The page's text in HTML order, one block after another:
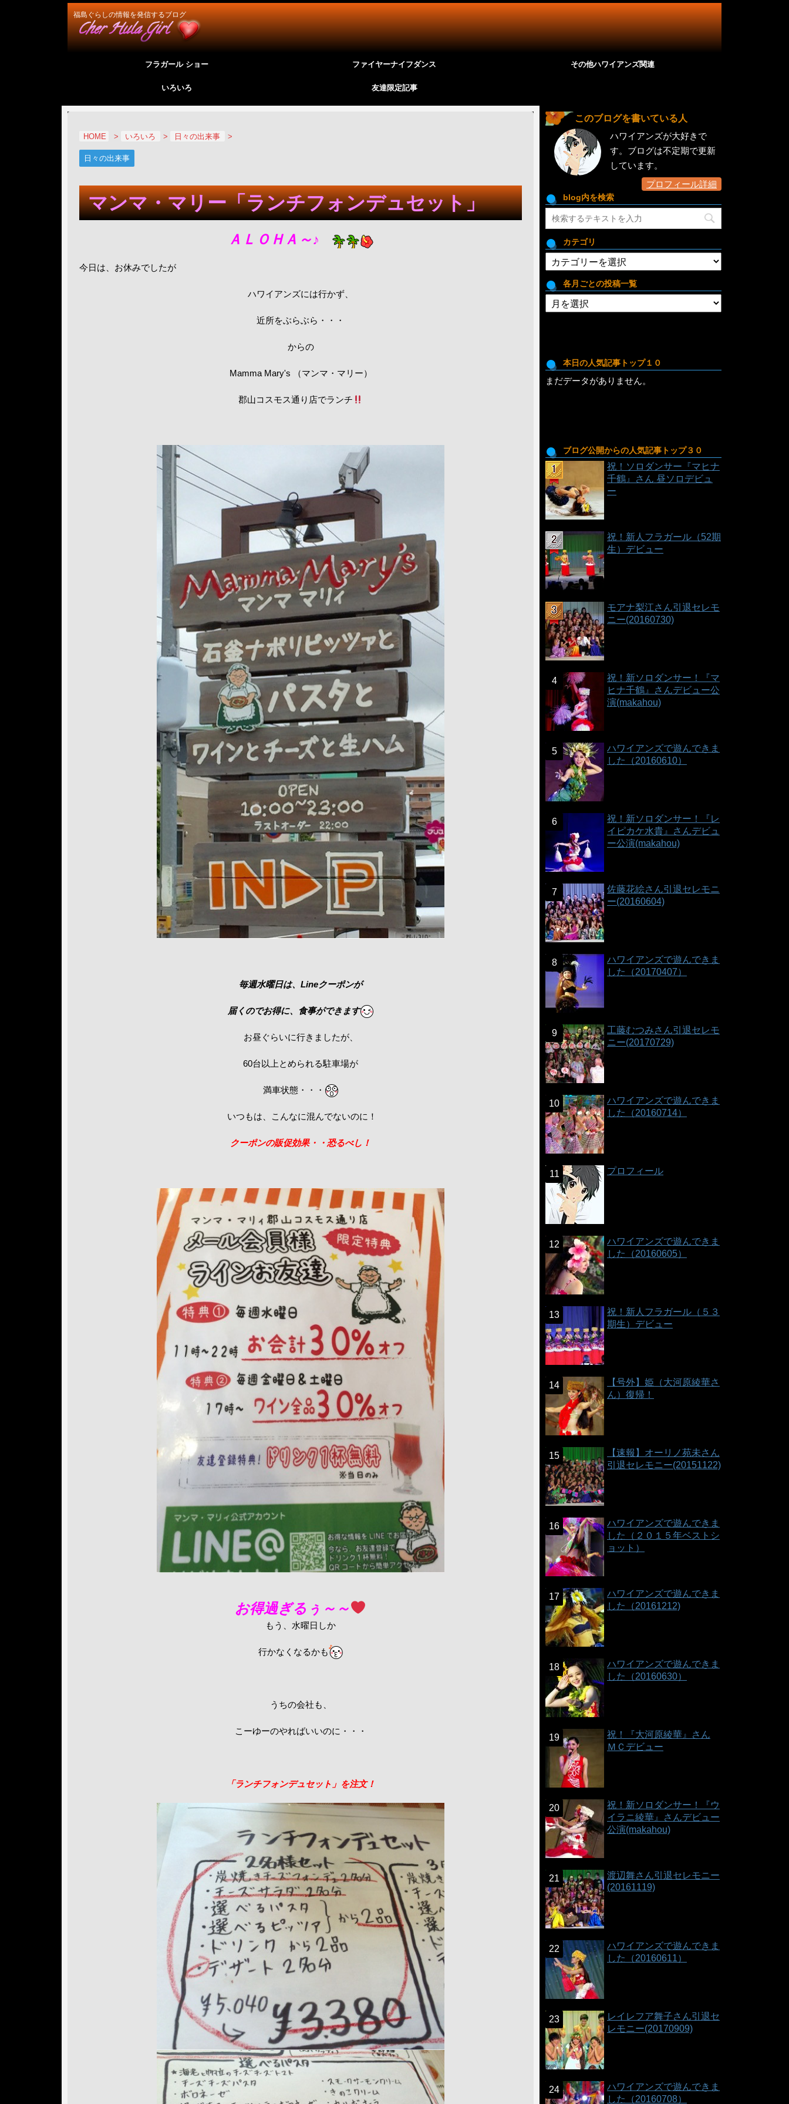
福島ぐらしの情報を発信するブログ
フラガール ショー ファイヤーナイフダンス その他ハワイアンズ関連
いろいろ 友達限定記事
HOME > いろいろ > 日々の出来事 >
日々の出来事
マンマ・マリー「ランチフォンデュセット」
ＡＬＯＨＡ～♪
今日は、お休みでしたが
ハワイアンズには行かず、
近所をぶらぶら・・・
からの
Mamma Mary's （マンマ・マリー）
郡山コスモス通り店でランチ
毎週水曜日は、Lineクーポンが
届くのでお得に、食事ができます
お昼ぐらいに行きましたが、
60台以上とめられる駐車場が
満車状態・・・
いつもは、こんなに混んでないのに！
クーポンの販促効果・・恐るべし！
お得過ぎるぅ～～
もう、水曜日しか
行かなくなるかも
うちの会社も、
こーゆーのやればいいのに・・・
「ランチフォンデュセット」を注文！
このブログを書いている人
ハワイアンズが大好きで
す。ブログは不定期で更新
しています。
プロフィール詳細
blog内を検索
カテゴリ
テ
ゴ
リ
各月ごとの投稿一覧
各
月
投
稿
一
本日の人気記事トップ１０
まだデータがありません。
ブログ公開からの人気記事トップ３０
祝！ソロダンサー『マヒナ
千鶴』さん 昼ソロデビュ
ー
祝！新人フラガール（52期
生）デビュー
モアナ梨江さん引退セレモ
ニー(20160730)
祝！新ソロダンサー！『マ
ヒナ千鶴』さんデビュー公
演(makahou)
ハワイアンズで遊んできま
した（20160610）
祝！新ソロダンサー！『レ
イピカケ水貴』さんデビュ
ー公演(makahou)
佐藤花絵さん引退セレモニ
ー(20160604)
ハワイアンズで遊んできま
した（20170407）
工藤むつみさん引退セレモ
ニー(20170729)
ハワイアンズで遊んできま
した（20160714）
プロフィール
ハワイアンズで遊んできま
した（20160605）
祝！新人フラガール（５３
期生）デビュー
【号外】姫（大河原綾華さ
ん）復帰！
【速報】オーリノ苑未さん
引退セレモニー(20151122)
ハワイアンズで遊んできま
した（２０１５年ベストシ
ョット）
ハワイアンズで遊んできま
した（20161212)
ハワイアンズで遊んできま
した（20160630）
祝！『大河原綾華』さん
ＭＣデビュー
祝！新ソロダンサー！『ウ
イラニ綾華』さんデビュー
公演(makahou)
渡辺舞さん引退セレモニー
(20161119)
ハワイアンズで遊んできま
した（20160611）
レイレフア舞子さん引退セ
レモニー(20170909)
ハワイアンズで遊んできま
した（20160708）